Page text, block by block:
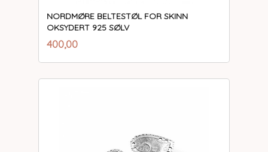
NORDMØRE BELTESTØL FOR SKINN
OKSYDERT 925 SØLV
Pris
400,00mva.